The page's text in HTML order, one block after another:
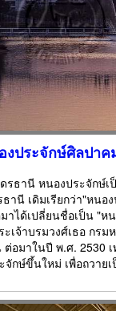
ประจักษ์ศิลปาค
ดรธานี หนองประจัก
านี เดิมเรียกว่า"หนอ
าได้เปลี่ยนชื่อเป็น "ห
เจ้าบรมวงศ์เธอ กร
ต่อมาในปี พ.ศ. 2530
กษ์ขึ้นใหม่ เพื่อถวาย